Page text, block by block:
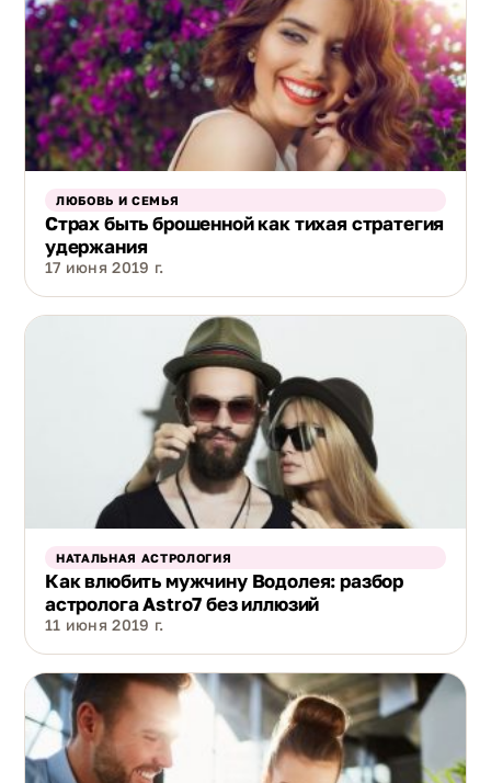
ЛЮБОВЬ И СЕМЬЯ
Страх быть брошенной как тихая стратегия
удержания
17 июня 2019 г.
НАТАЛЬНАЯ АСТРОЛОГИЯ
Как влюбить мужчину Водолея: разбор
астролога Astro7 без иллюзий
11 июня 2019 г.